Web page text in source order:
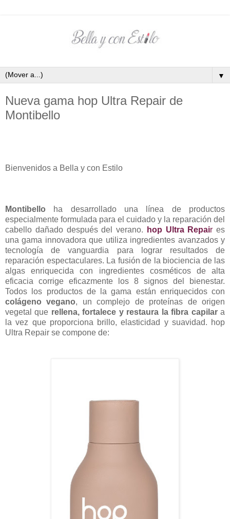
▼
Nueva gama hop Ultra Repair de
Montibello
Bienvenidos a Bella y con Estilo
Montibello ha desarrollado una línea de productos
especialmente formulada para el cuidado y la reparación del
cabello dañado después del verano.
hop Ultra Repair es
una gama innovadora que utiliza ingredientes avanzados y
tecnología de vanguardia para lograr resultados de
reparación espectaculares. La fusión de la biociencia de las
algas enriquecida con ingredientes cosméticos de alta
eficacia corrige eficazmente los 8 signos del bienestar.
Todos los productos de la gama están enriquecidos con
colágeno vegano, un complejo de proteínas de origen
vegetal que rellena, fortalece y restaura la fibra capilara
la vez que proporciona brillo, elasticidad y suavidad. hop
Ultra Repair se compone de: